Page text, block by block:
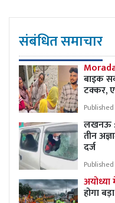
संबंधित समाचार
बाइक
टक्कर,
लखनऊ :
तीन
दर्ज
होगा